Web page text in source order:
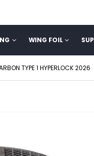
WING FOIL SUP
TYPE 1 HYPERLOCK 2026